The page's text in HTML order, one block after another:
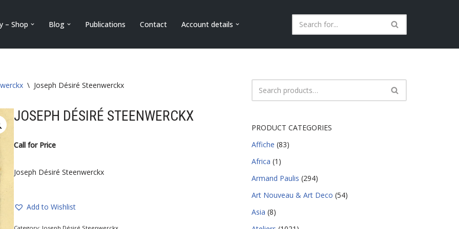
– Shop Blog Publications Contact Account details
\ Joseph Désiré Steenwerckx
JOSEPH DÉSIRÉ STEENWERCKX
Call for Price
Joseph Désiré Steenwerckx
Add to Wishlist
PRODUCT CATEGORIES
Affiche (83)
Africa (1)
Armand Paulis (294)
Art Nouveau & Art Deco (54)
Asia (8)